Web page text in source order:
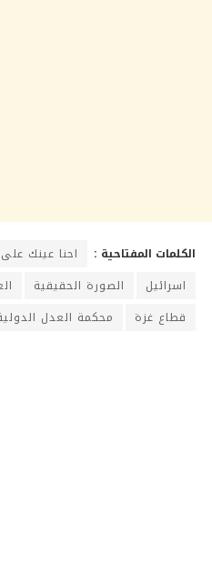
الكلمات المفتاحية : احنا عينك
اسرائيل
الصورة الحقيقية
قطاع غزة
محكمة العدل